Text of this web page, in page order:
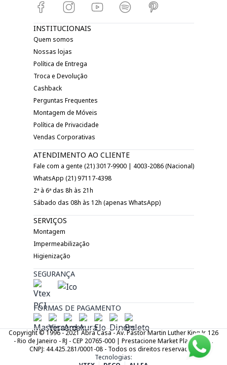
INSTITUCIONAIS
Quem somos
Nossas lojas
Política de Entrega
Troca e Devolução
Cashback
Perguntas Frequentes
Montagem de Móveis
Política de Privacidade
Vendas Corporativas
ATENDIMENTO AO CLIENTE
Fale com a gente (21) 3017-9900 | 4003-2086 (Nacional)
WhatsApp (21) 97117-4398
2ª à 6ª das 8h às 21h
Sábado das 08h às 12h (apenas WhatsApp)
SERVIÇOS
Montagem
Impermeabilização
Higienização
SEGURANÇA
FORMAS DE PAGAMENTO
Copyright © 1996 - 2021 Abra Casa - Av. Pastor Martin Luther King Jr. 126
- Rio de Janeiro - RJ - CEP 20765-000 | Prestacione Market Place LTDA.
CNPJ: 44.425.281/0001-08 - Todos os direitos reservados.
Tecnologias: